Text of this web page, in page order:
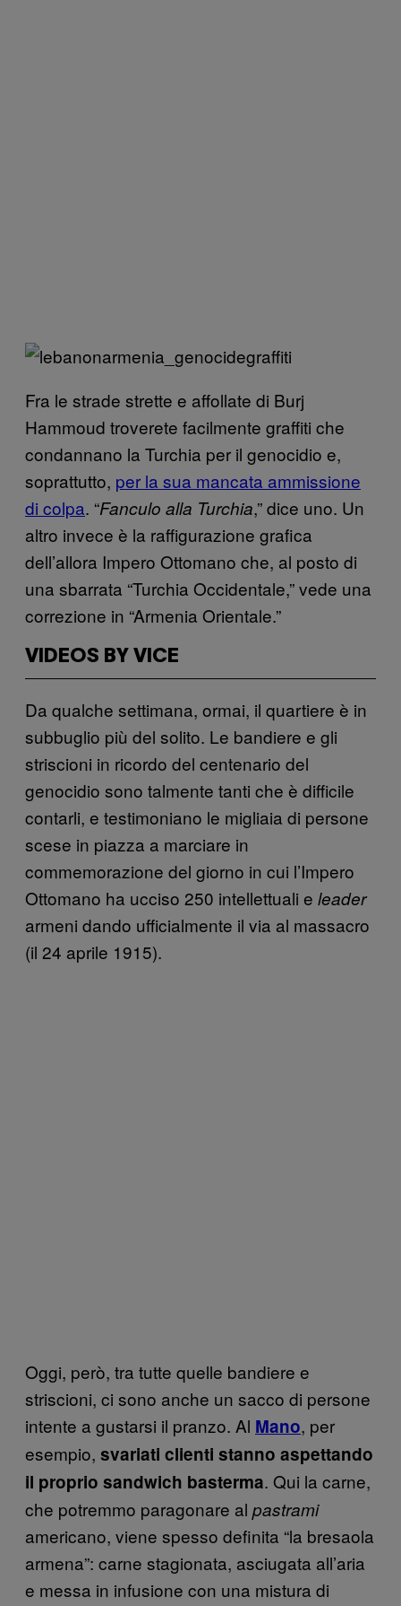
Fra le strade strette e affollate di Burj
Hammoud troverete facilmente graffiti che
condannano la Turchia per il genocidio e,
soprattutto, per la sua mancata ammissione
di colpa. “Fanculo alla Turchia,” dice uno. Un
altro invece è la raffigurazione grafica
dell’allora Impero Ottomano che, al posto di
una sbarrata “Turchia Occidentale,” vede una
correzione in “Armenia Orientale.”
VIDEOS BY VICE
Da qualche settimana, ormai, il quartiere è in
subbuglio più del solito. Le bandiere e gli
striscioni in ricordo del centenario del
genocidio sono talmente tanti che è difficile
contarli, e testimoniano le migliaia di persone
scese in piazza a marciare in
commemorazione del giorno in cui l’Impero
Ottomano ha ucciso 250 intellettuali e leader
armeni dando ufficialmente il via al massacro
(il 24 aprile 1915).
Oggi, però, tra tutte quelle bandiere e
striscioni, ci sono anche un sacco di persone
intente a gustarsi il pranzo. Al Mano, per
esempio, svariati clienti stanno aspettando
il proprio sandwich basterma. Qui la carne,
che potremmo paragonare al pastrami
americano, viene spesso definita “la bresaola
armena”: carne stagionata, asciugata all’aria
e messa in infusione con una mistura di